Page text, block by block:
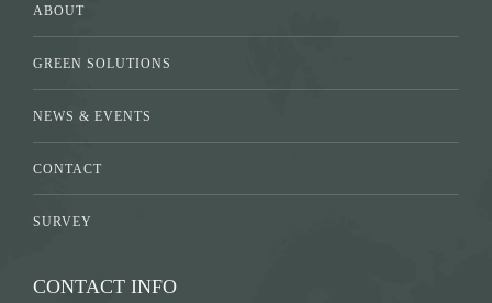
ABOUT
GREEN SOLUTIONS
NEWS & EVENTS
CONTACT
SURVEY
CONTACT INFO